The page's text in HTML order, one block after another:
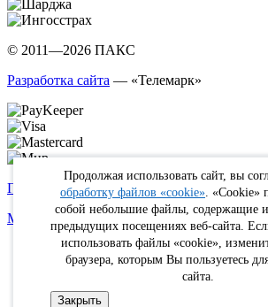
© 2011—2026 ПАКС
Разработка сайта — «Телемарк»
Политика в отношении обработки
Max
WhatsApp Telegram вКонтакте Youtube
Продолжая использовать сайт, вы
обработку файлов «cookie» . «Cookie»
собой небольшие файлы, содержащие
предыдущих посещениях веб-сайта.
использовать файлы «cookie»,
браузера, которым Вы пользуетесь
сайта.
Закрыть
Online
Кабинет